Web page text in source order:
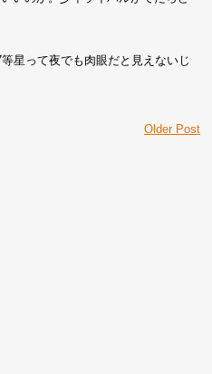
星って夜でも肉眼だと見えないじ
Older Post